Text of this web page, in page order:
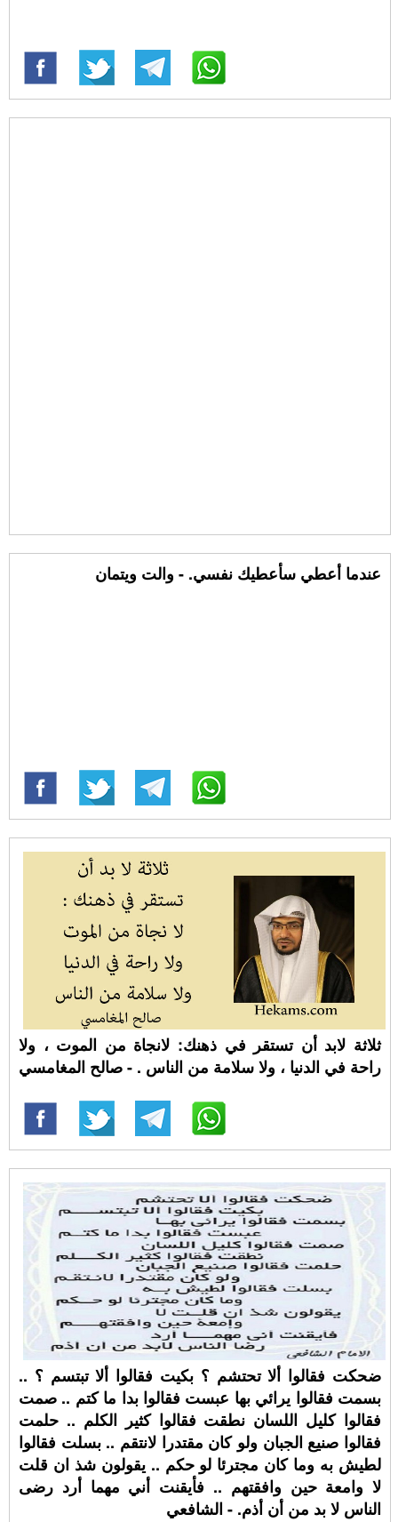
عندما أعطي سأعطيك نفسي. - والت ويتمان
ثلاثة لابد أن تستقر في ذهنك: لانجاة من الموت ، ولا
راحة في الدنيا ، ولا سلامة من الناس . - صالح المغامسي
ضحكت فقالوا ألا تحتشم ؟ بكيت فقالوا ألا تبتسم ؟ ..
بسمت فقالوا يرائي بها عبست فقالوا بدا ما كتم .. صمت
فقالوا كليل اللسان نطقت فقالوا كثير الكلم .. حلمت
فقالوا صنيع الجبان ولو كان مقتدرا لانتقم .. بسلت فقالوا
لطيش به وما كان مجترئا لو حكم .. يقولون شذ ان قلت
لا وامعة حين وافقتهم .. فأيقنت أني مهما أرد رضى
الناس لا بد من أن أذم. - الشافعي